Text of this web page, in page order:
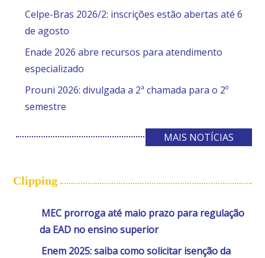
Celpe-Bras 2026/2: inscrições estão abertas até 6
de agosto
Enade 2026 abre recursos para atendimento
especializado
Prouni 2026: divulgada a 2ª chamada para o 2º
semestre
MAIS NOTÍCIAS
Clipping
MEC prorroga até maio prazo para regulação
da EAD no ensino superior
Enem 2025: saiba como solicitar isenção da